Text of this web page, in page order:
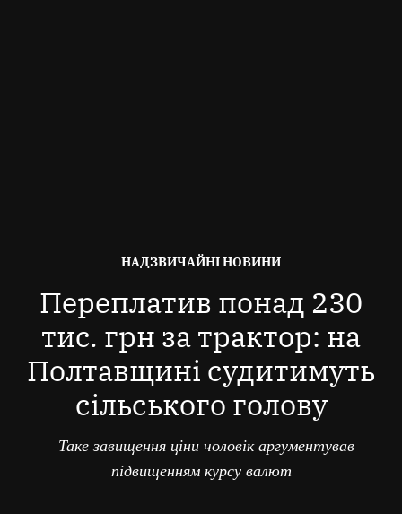
ОПУБЛІКОВАНО
НАДЗВИЧАЙНІ НОВИНИ
Переплатив понад 230
тис. грн за трактор: на
Полтавщині судитимуть
сільського голову
Таке завищення ціни чоловік аргументував
підвищенням курсу валют